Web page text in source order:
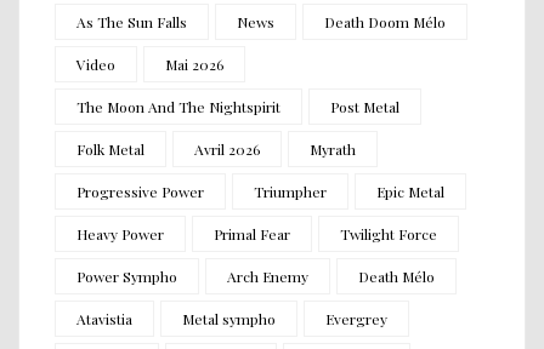
As The Sun Falls News Death Doom Mélo
Video Mai 2026
The Moon And The Nightspirit Post Metal
Folk Metal Avril 2026 Myrath
Progressive Power Triumpher Epic Metal
Heavy Power Primal Fear Twilight Force
Power Sympho Arch Enemy Death Mélo
Atavistia Metal sympho Evergrey